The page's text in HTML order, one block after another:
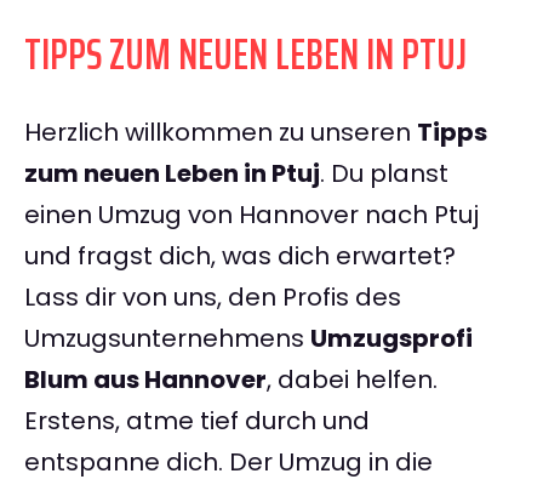
TIPPS ZUM NEUEN LEBEN IN PTUJ
Herzlich willkommen zu unseren Tipps
zum neuen Leben in Ptuj. Du planst
einen Umzug von Hannover nach Ptuj
und fragst dich, was dich erwartet?
Lass dir von uns, den Profis des
Umzugsunternehmens Umzugsprofi
Blum aus Hannover, dabei helfen.
Erstens, atme tief durch und
entspanne dich. Der Umzug in die